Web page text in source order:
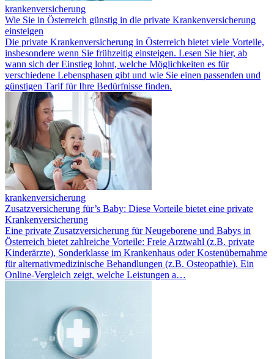
krankenversicherung
Wie Sie in Österreich günstig in die private Krankenversicherung
einsteigen
Die private Krankenversicherung in Österreich bietet viele Vorteile,
insbesondere wenn Sie frühzeitig einsteigen. Lesen Sie hier, ab
wann sich der Einstieg lohnt, welche Möglichkeiten es für
verschiedene Lebensphasen gibt und wie Sie einen passenden und
günstigen Tarif für Ihre Bedürfnisse finden.
krankenversicherung
Zusatzversicherung für’s Baby: Diese Vorteile bietet eine private
Krankenversicherung
Eine private Zusatzversicherung für Neugeborene und Babys in
Österreich bietet zahlreiche Vorteile: Freie Arztwahl (z.B. private
Kinderärzte), Sonderklasse im Krankenhaus oder Kostenübernahme
für alternativmedizinische Behandlungen (z.B. Osteopathie). Ein
Online-Vergleich zeigt, welche Leistungen a…